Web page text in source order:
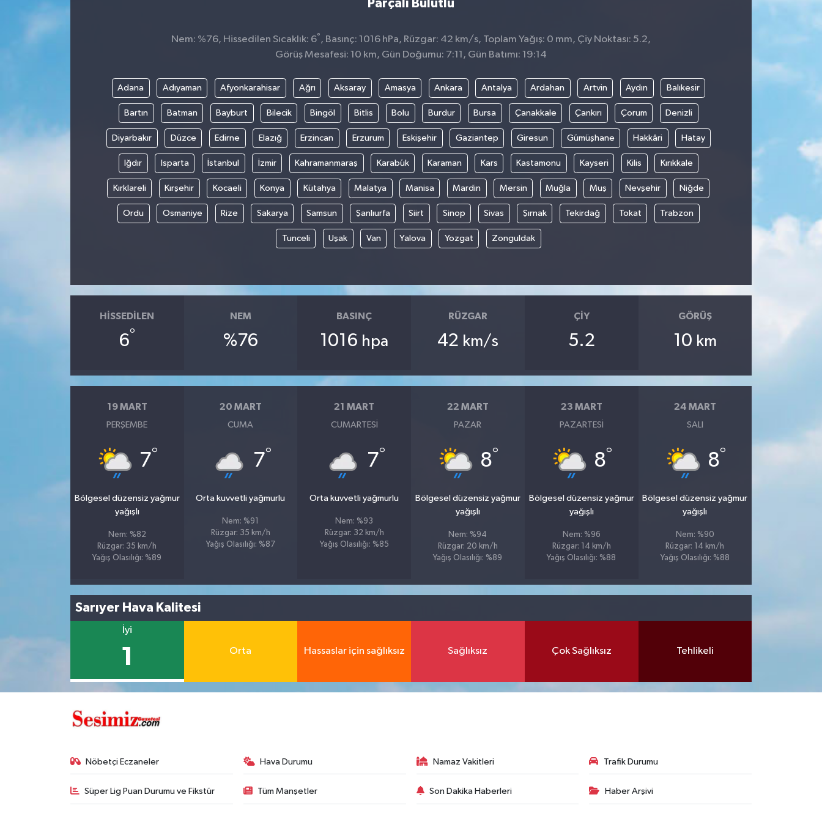
Parçalı Bulutlu
Nem: %76, Hissedilen Sıcaklık: 6° , Basınç: 1016 hPa, Rüzgar: 42 km/s, Toplam Yağış: 0 mm, Çiy Noktası: 5.2,
Görüş Mesafesi: 10 km, Gün Doğumu: 7:11, Gün Batımı: 19:14
Adana Adıyaman Afyonkarahisar Ağrı Aksaray Amasya Ankara Antalya Ardahan Artvin Aydın Balıkesir
Bartın Batman Bayburt Bilecik Bingöl Bitlis Bolu Burdur Bursa Çanakkale Çankırı Çorum Denizli
Diyarbakır Düzce Edirne Elazığ Erzincan Erzurum Eskişehir Gaziantep Giresun Gümüşhane Hakkâri Hatay
Iğdır Isparta İstanbul İzmir Kahramanmaraş Karabük Karaman Kars Kastamonu Kayseri Kilis Kırıkkale
Kırklareli Kırşehir Kocaeli Konya Kütahya Malatya Manisa Mardin Mersin Muğla Muş Nevşehir Niğde
Ordu Osmaniye Rize Sakarya Samsun Şanlıurfa Siirt Sinop Sivas Şırnak Tekirdağ Tokat Trabzon
Tunceli Uşak Van Yalova Yozgat Zonguldak
HISSEDILEN
6°
NEM
%76
BASINÇ
1016 hpa
RÜZGAR
42 km/s
ÇIY
5.2
GÖRÜŞ
10 km
19 MART
PERŞEMBE
7°
Bölgesel düzensiz yağmur
yağışlı
Nem: %82
Rüzgar: 35 km/h
Yağış Olasılığı: %89
20 MART
CUMA
7°
Orta kuvvetli yağmurlu
Nem: %91
Rüzgar: 35 km/h
Yağış Olasılığı: %87
21 MART
CUMARTESI
7°
Orta kuvvetli yağmurlu
Nem: %93
Rüzgar: 32 km/h
Yağış Olasılığı: %85
22 MART
PAZAR
8°
Bölgesel düzensiz yağmur
yağışlı
Nem: %94
Rüzgar: 20 km/h
Yağış Olasılığı: %89
23 MART
PAZARTESI
8°
Bölgesel düzensiz yağmur
yağışlı
Nem: %96
Rüzgar: 14 km/h
Yağış Olasılığı: %88
24 MART
SALI
8°
Bölgesel düzensiz yağmur
yağışlı
Nem: %90
Rüzgar: 14 km/h
Yağış Olasılığı: %88
Sarıyer Hava Kalitesi
İyi
1 Orta Hassaslar için sağlıksız Sağlıksız Çok Sağlıksız Tehlikeli
Nöbetçi Eczaneler Hava Durumu Namaz Vakitleri Trafik Durumu
Süper Lig Puan Durumu ve Fikstür Tüm Manşetler Son Dakika Haberleri Haber Arşivi